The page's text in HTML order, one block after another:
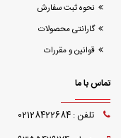
نحوه ثبت سفارش
گارانتی محصولات
قوانین و مقررات
تماس با ما
تلفن : 02128422684